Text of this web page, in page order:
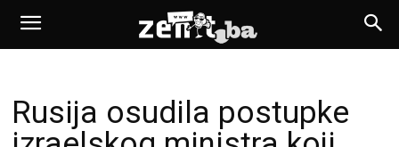
Rusija osudila postupke